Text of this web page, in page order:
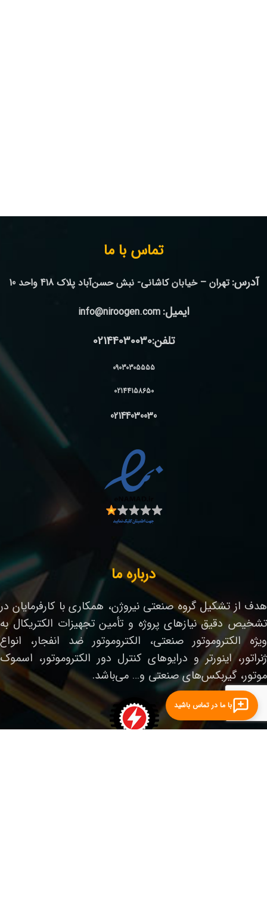
تماس با ما
آدرس: تهران – خیابان کاشانی- نبش حسن‌آباد پلاک 418 واحد 10
ایمیل: info@niroogen.com
تلفن:02144030030
09030305555
02144158650
02144030030
درباره ما
هدف از تشکیل گروه صنعتی نیروژن، همکاری با کارفرمایان در
تشخیص دقیق نیازهای پروژه و تأمین تجهیزات الکتریکال به
ویژه الکتروموتور صنعتی، الکتروموتور ضد انفجار، انواع
ژنراتور، اینورتر و درایوهای کنترل دور الکتروموتور، اسموک
موتور، گیربکس‌های صنعتی و… می‌باشد.
با ما در تماس باشید